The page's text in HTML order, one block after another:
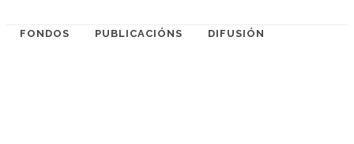
FONDOS PUBLICACIÓNS DIFUSIÓN